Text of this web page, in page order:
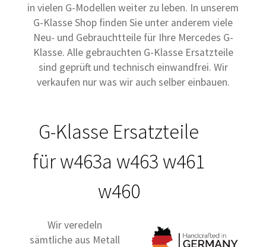
in vielen G-Modellen weiter zu leben. In unserem
G-Klasse Shop finden Sie unter anderem viele
Neu- und Gebrauchtteile für Ihre Mercedes G-
Klasse. Alle gebrauchten G-Klasse Ersatzteile
sind geprüft und technisch einwandfrei. Wir
verkaufen nur was wir auch selber einbauen.
G-Klasse Ersatzteile
für w463a w463 w461
w460
Wir veredeln
sämtliche aus Metall